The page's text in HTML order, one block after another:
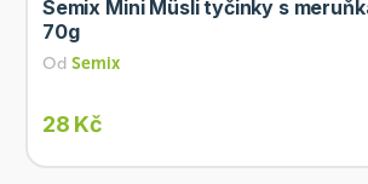
Semix Mini Müsli tyčinky s
70g
Od Semix
28 Kč